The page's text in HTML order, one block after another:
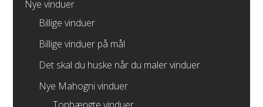
Nye vinduer
Billige vinduer
Billige vinduer på mål
Det skal du huske når du maler vinduer
Nye Mahogni vinduer